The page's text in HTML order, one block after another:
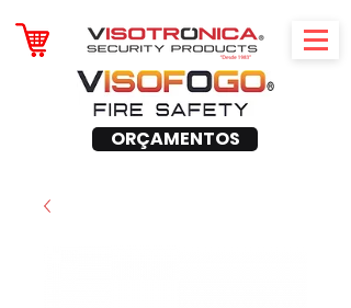
ORÇAMENTOS